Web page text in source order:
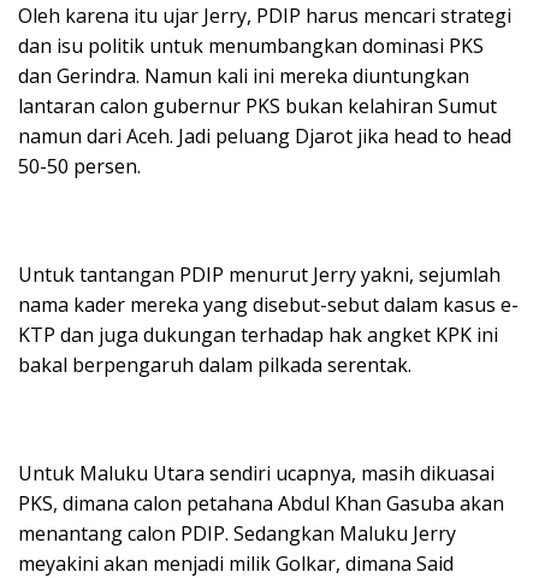
Oleh karena itu ujar Jerry, PDIP harus mencari strategi
dan isu politik untuk menumbangkan dominasi PKS
dan Gerindra. Namun kali ini mereka diuntungkan
lantaran calon gubernur PKS bukan kelahiran Sumut
namun dari Aceh. Jadi peluang Djarot jika head to head
50-50 persen.
Untuk tantangan PDIP menurut Jerry yakni, sejumlah
nama kader mereka yang disebut-sebut dalam kasus e-
KTP dan juga dukungan terhadap hak angket KPK ini
bakal berpengaruh dalam pilkada serentak.
Untuk Maluku Utara sendiri ucapnya, masih dikuasai
PKS, dimana calon petahana Abdul Khan Gasuba akan
menantang calon PDIP. Sedangkan Maluku Jerry
meyakini akan menjadi milik Golkar, dimana Said